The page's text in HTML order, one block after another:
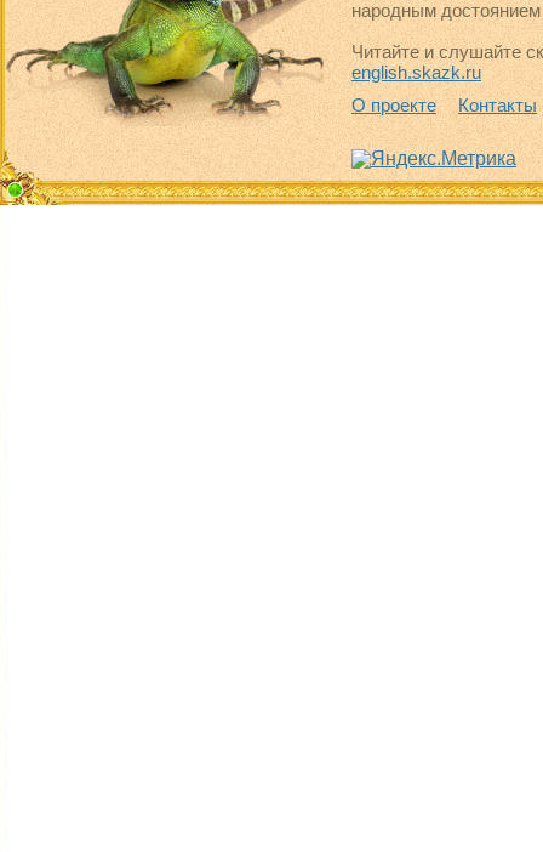
народным достоянием
Читайте и слушайте
english.skazk.ru
О проекте
Контакты